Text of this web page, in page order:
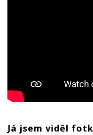
Já jsem viděl